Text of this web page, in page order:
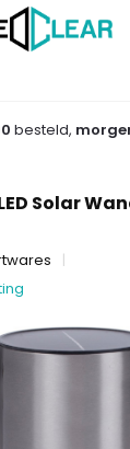
besteld,
Solar